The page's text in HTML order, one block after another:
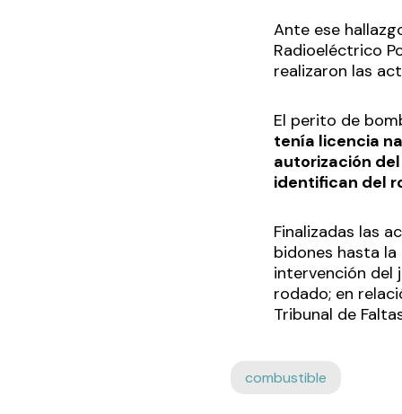
Ante ese
Radioeléctrico
realizaron las
El perito de
tenía licencia
autorización
identifican del
Finalizadas las
bidones hasta la
intervención del
rodado; en
Tribunal de
combustible